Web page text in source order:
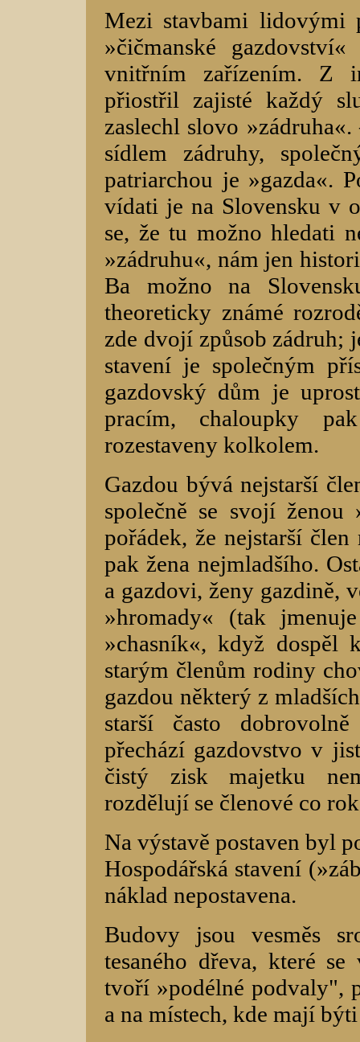
Mezi stavbami lidovými
»čičmanské
vnitřním zařízením. Z
přiostřil zajisté každý
zaslechl slovo
sídlem zádruhy,
patriarchou je »gazda«.
vídati je na Slovensku v
se, že tu možno hledati
»zádruhu«, nám jen
Ba možno na
theoreticky známé
zde dvojí způsob zádruh;
stavení je společným
gazdovský dům je
pracím, chaloupky
rozestaveny kolkolem.
Gazdou bývá nejstarší
společně se svojí
pořádek, že nejstarší
pak žena nejmladšího.
a gazdovi, ženy gazdině,
»hromady« (tak
»chasník«, když dospěl
starým členům rodiny
gazdou některý z
starší často
přechází gazdovstvo v
čistý zisk majetku
rozdělují se členové co
Na výstavě postaven byl
Hospodářská stavení
náklad nepostavena.
Budovy jsou vesměs
tesaného dřeva, které
tvoří »podélné podvaly",
a na místech, kde mají